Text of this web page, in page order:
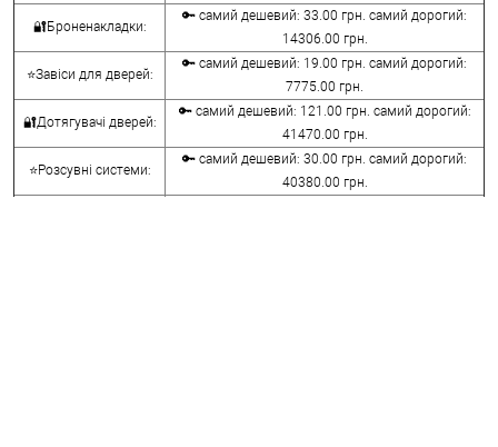
🔐Броненакладки:
🔑 самий дешевий: 33.00 грн. самий дорогий:
14306.00 грн.
⭐Завіси для дверей:
🔑 самий дешевий: 19.00 грн. самий дорогий:
7775.00 грн.
🔐Дотягувачі дверей:
🔑 самий дешевий: 121.00 грн. самий дорогий:
41470.00 грн.
⭐Розсувні системи:
🔑 самий дешевий: 30.00 грн. самий дорогий:
40380.00 грн.